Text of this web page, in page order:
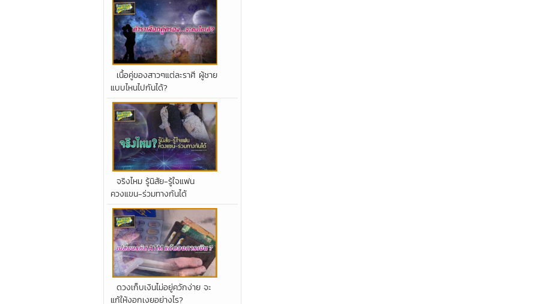
เนื้อคู่ของสาวๆแต่ละราศี ผู้ชาย
แบบไหนไปกันได้?
จริงไหม รู้นิสัย-รู้ใจแฟน
ควงแขน-ร่วมทางกันได้
ดวงเก็บเงินไม่อยู่ควักง่าย จะ
แก้ให้งอกเงยอย่างไร?